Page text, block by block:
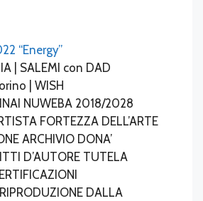
“Energy”
| SALEMI con DAD
| WISH
NUWEBA 2018/2028
FORTEZZA DELL’ARTE
ARCHIVIO DONA’
D’AUTORE TUTELA
DALLA